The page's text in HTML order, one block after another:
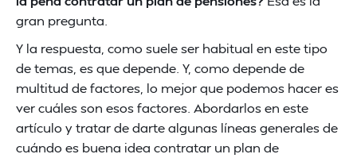
gran pregunta.
Y la respuesta, como suele ser habitual en este tipo
de temas, es que depende. Y, como depende de
multitud de factores, lo mejor que podemos hacer es
ver cuáles son esos factores. Abordarlos en este
artículo y tratar de darte algunas líneas generales de
cuándo es buena idea contratar un plan de